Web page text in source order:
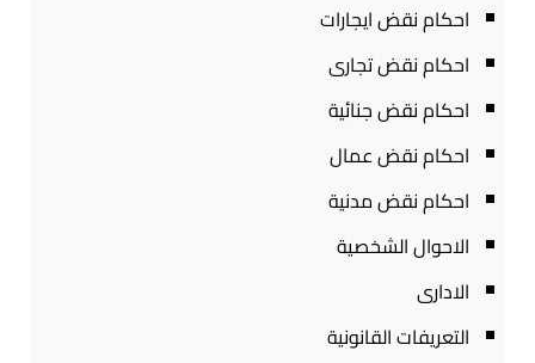
احكام نقض ايجارات
احكام نقض تجارى
احكام نقض جنائية
احكام نقض عمال
احكام نقض مدنية
الاحوال الشخصية
الادارى
التعريفات القانونية